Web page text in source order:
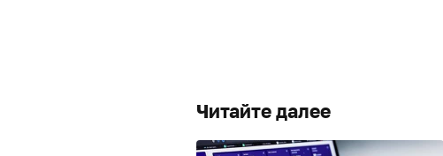
Читайте далее